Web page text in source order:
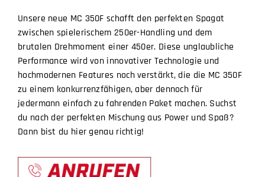
Kontakt
BICYCLES
Unsere neue MC 350F schafft den perfekten Spagat
zwischen spielerischem 250er-Handling und dem
brutalen Drehmoment einer 450er. Diese unglaubliche
Performance wird von innovativer Technologie und
hochmodernen Features noch verstärkt, die die MC 350F
zu einem konkurrenzfähigen, aber dennoch für
jedermann einfach zu fahrenden Paket machen. Suchst
du nach der perfekten Mischung aus Power und Spaß?
Dann bist du hier genau richtig!